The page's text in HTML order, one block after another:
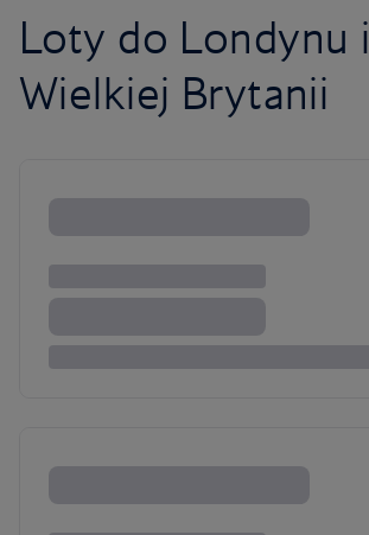
Loty do Londynu i
Wielkiej Brytanii